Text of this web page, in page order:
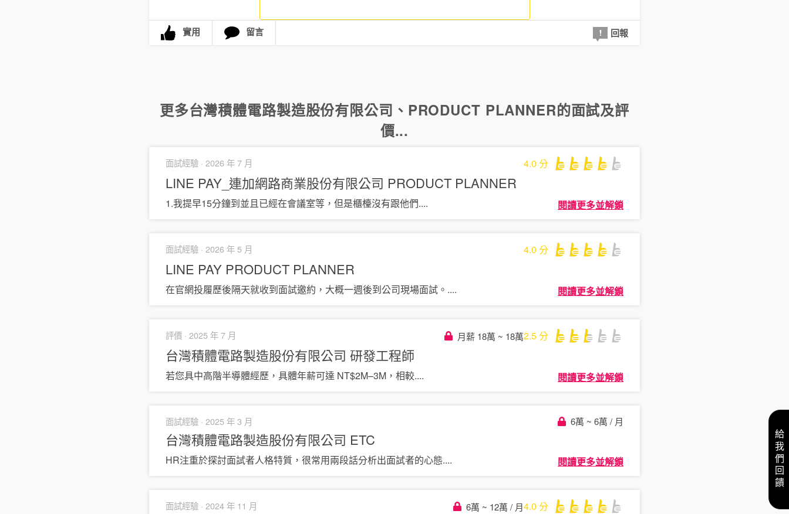
實用 留言 回報
更多台灣積體電路製造股份有限公司 、 PRODUCT PLANNER的面試及評
價...
面試經驗 · 2026 年 7 月 4.0 分
LINE PAY_連加網路商業股份有限公司 PRODUCT PLANNER
1.我提早15分鐘到並且已經在會議室等，但是櫃檯沒有跟他們.... 閱讀更多並解鎖
面試經驗 · 2026 年 5 月 4.0 分
LINE PAY PRODUCT PLANNER
在官網投履歷後隔天就收到面試邀約，大概一週後到公司現場面試。 .... 閱讀更多並解鎖
評價 · 2025 年 7 月 月薪 18萬 ~ 18萬2.5分
台灣積體電路製造股份有限公司 研發工程師
若您具中高階半導體經歷，具體年薪可達 NT$2M–3M，相較.... 閱讀更多並解鎖
面試經驗 · 2025 年 3 月 6萬 ~ 6萬 / 月
台灣積體電路製造股份有限公司 ETC
HR注重於探討面試者人格特質，很常用兩段話分析出面試者的心態.... 閱讀更多並解鎖
面試經驗 · 2024 年 11 月 6萬 ~ 12萬 / 月4.0 分
給我們回饋